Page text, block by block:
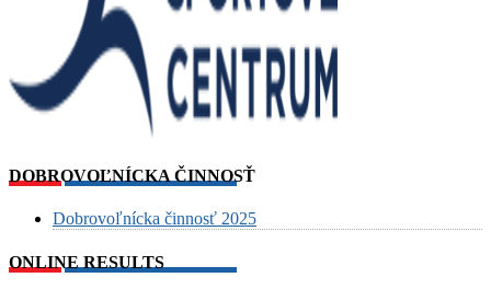
DOBROVOĽNÍCKA ČINNOSŤ
Dobrovoľnícka činnosť 2025
ONLINE RESULTS